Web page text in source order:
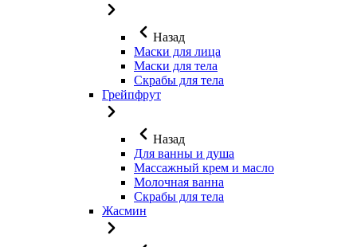
Назад
Маски для лица
Маски для тела
Скрабы для тела
Грейпфрут
Назад
Для ванны и душа
Массажный крем и масло
Молочная ванна
Скрабы для тела
Жасмин